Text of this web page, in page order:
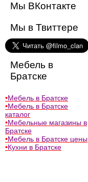
Мы ВКонтакте
Мы в Твиттере
Мебель в
Братске
•Мебель в Братске
•Мебель в Братске
каталог
•Мебельные магазины в
Братске
•Мебель в Братске цены
•Кухни в Братске